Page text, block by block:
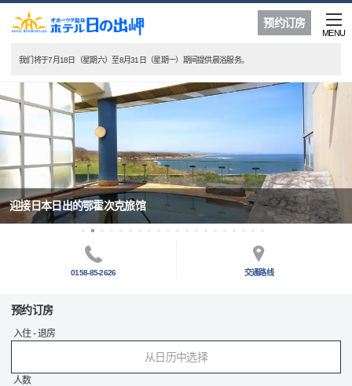
预约订房
MENU
我们将于7月18日（星期六）至8月31日（星期一）期间提供晨浴服务。
迎接日本日出的鄂霍次克旅馆
0158-85-2626 交通路线
预约订房
入住 - 退房
从日历中选择
人数